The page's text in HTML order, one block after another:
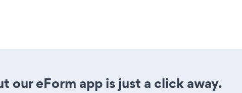
our eForm app is just a click away.